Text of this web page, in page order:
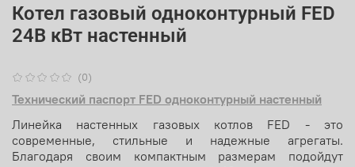
(0)
Котел газовый одноконтурный FED
24B кВт настенный
Технический паспорт FED одноконтурный настенный
Линейка настенных газовых котлов FED - это
современные, стильные и надежные агрегаты.
Благодаря своим компактным размерам подойдут